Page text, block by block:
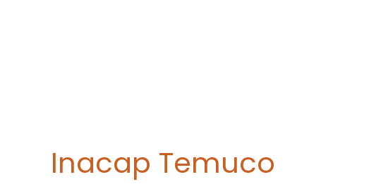
Inacap Temuco